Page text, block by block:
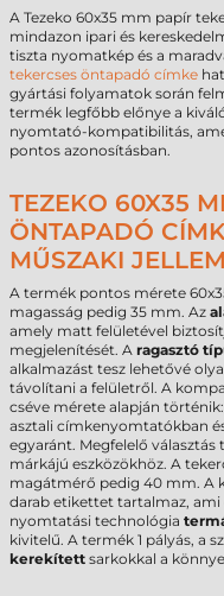
A Tezeko 60x35 mm papír
mindazon ipari és
tiszta nyomatkép és a
tekercses öntapadó címke
gyártási folyamatok során
termék legfőbb előnye a
nyomtató-kompatibilitás,
pontos azonosításban.
TEZEKO 60X35
ÖNTAPADÓ
MŰSZAKI
A termék pontos mérete
magasság pedig 35 mm. Az
amely matt felületével
megjelenítését. A ragasztó
alkalmazást tesz lehetővé
távolítani a felületről. A
cséve mérete alapján
asztali címkenyomtatókban
egyaránt. Megfelelő
márkájú eszközökhöz. A
magátmérő pedig 40 mm. A
darab etikettet tartalmaz,
nyomtatási technológia
kivitelű. A termék 1 pályás, a
kerekített sarkokkal a